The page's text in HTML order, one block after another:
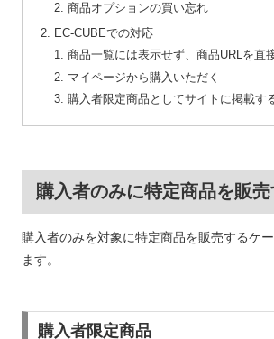
商品オプションの買い忘れ
EC-CUBEでの対応
商品一覧には表示せず、商品URLを直
マイページから購入いただく
購入者限定商品としてサイトに掲載す
購入者のみに特定商品を販売
購入者のみを対象に特定商品を販売するケ
ます。
購入者限定商品